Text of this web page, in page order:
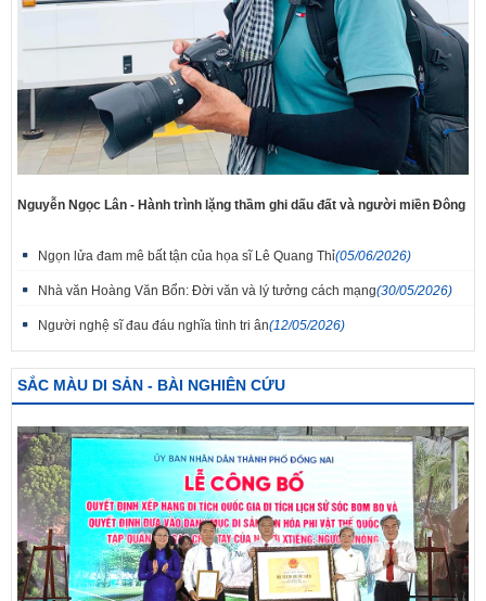
Nguyễn Ngọc Lân - Hành trình lặng thầm ghi dấu đất và người miền Đông
Ngọn lửa đam mê bất tận của họa sĩ Lê Quang Thỉ(05/06/2026)
Nhà văn Hoàng Văn Bổn: Đời văn và lý tưởng cách mạng(30/05/2026)
Người nghệ sĩ đau đáu nghĩa tình tri ân(12/05/2026)
SẮC MÀU DI SẢN - BÀI NGHIÊN CỨU